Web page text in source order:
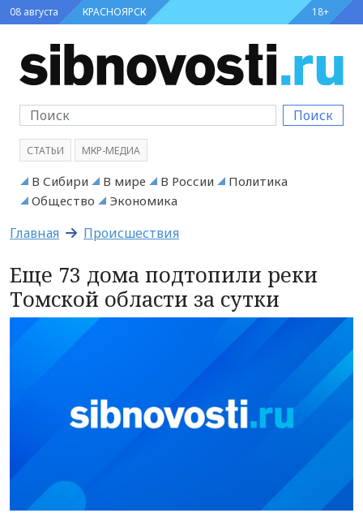
08 августа КРАСНОЯРСК 18+
Поиск
СТАТЬИ МКР-МЕДИА
В Сибири В мире В России
Политика
Общество
Экономика
Главная Происшествия
Еще 73 дома подтопили реки
Томской области за сутки